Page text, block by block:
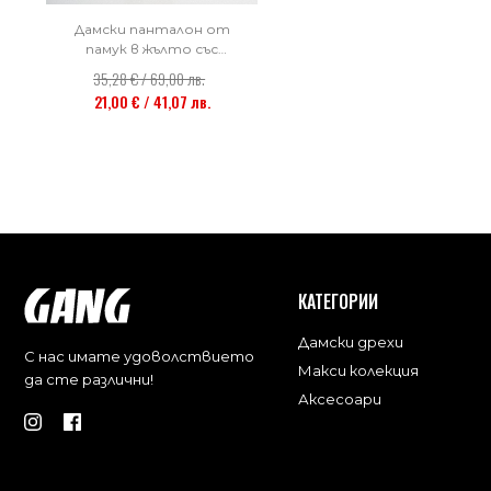
Дамски панталон от
памук в жълто със
джобове
35,28 € / 69,00 лв.
21,00 € / 41,07 лв.
С нас имате удоволствието
да сте различни!
КАТЕГОРИИ
Дамски дрехи
Макси колекция
Аксесоари